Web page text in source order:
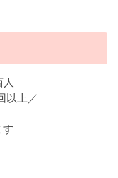
以上／